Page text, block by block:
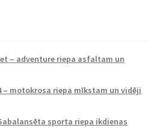
– adventure riepa asfaltam un
– motokrosa riepa mīkstam un vidēji
sporta riepa ikdienas